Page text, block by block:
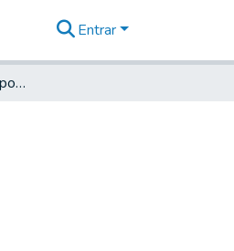
Entrar
Termo de retificação de posse do novo descoberto de Sapucaí